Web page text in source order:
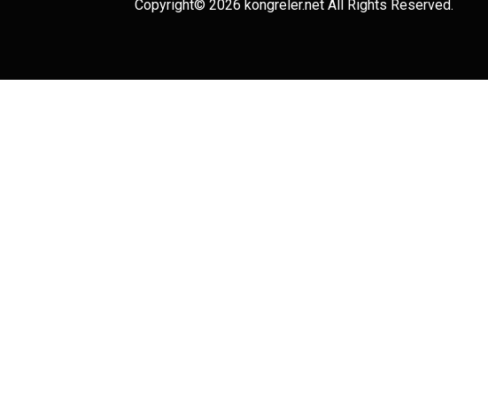
Copyright© 2026 kongreler.net All Rights Reserved.